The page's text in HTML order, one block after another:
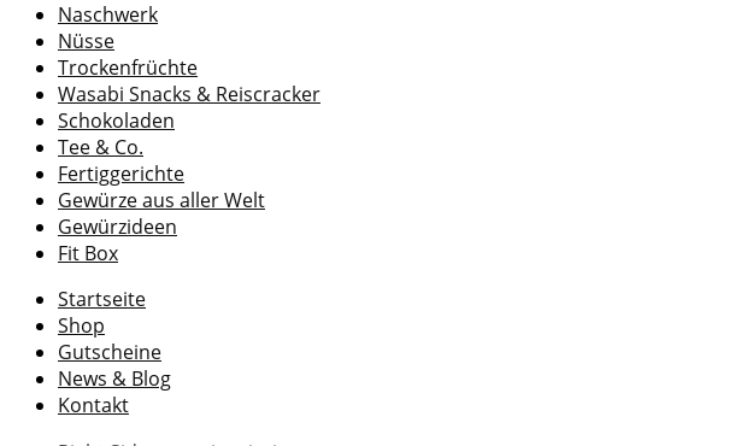
Naschwerk
Nüsse
Trockenfrüchte
Wasabi Snacks & Reiscracker
Schokoladen
Tee & Co.
Fertiggerichte
Gewürze aus aller Welt
Gewürzideen
Fit Box
Startseite
Shop
Gutscheine
News & Blog
Kontakt